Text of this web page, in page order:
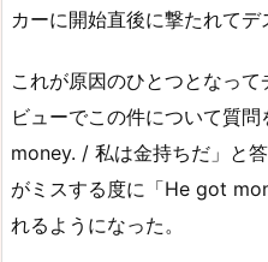
カーに開始直後に撃たれてデ
これが原因のひとつとなっ
ビューでこの件について質
money. / 私は金持ちだ」と
がミスする度に「He got
れるようになった。